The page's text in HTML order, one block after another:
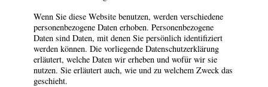
Wenn Sie diese Website benutzen, werden verschiedene
personenbezogene Daten erhoben. Personenbezogene
Daten sind Daten, mit denen Sie persönlich identifiziert
werden können. Die vorliegende Datenschutzerklärung
erläutert, welche Daten wir erheben und wofür wir sie
nutzen. Sie erläutert auch, wie und zu welchem Zweck das
geschieht.